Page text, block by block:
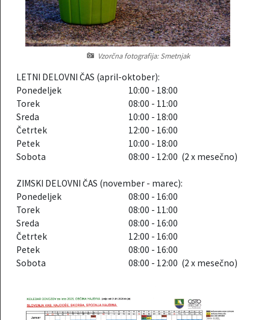
Vzorčna fotografija: Smetnjak
LETNI DELOVNI ČAS (april-oktober):
Ponedeljek
10:00 - 18:00
Torek
08:00 - 11:00
Sreda
10:00 - 18:00
Četrtek
12:00 - 16:00
Petek
10:00 - 18:00
Sobota
08:00 - 12:00 (2 x mesečno)
ZIMSKI DELOVNI ČAS (november - marec):
Ponedeljek
08:00 - 16:00
Torek
08:00 - 11:00
Sreda
08:00 - 16:00
Četrtek
12:00 - 16:00
Petek
08:00 - 16:00
Sobota
08:00 - 12:00 (2 x mesečno)
Informacije javnega značaja
Vizitka občine
Javni razpisi, natečaji, namere...
Projekti in investicije
Občinski časopis Hajdinčan
Priznanja občine